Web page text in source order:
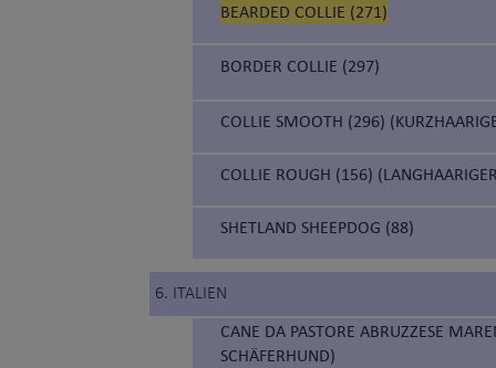
BEARDED COLLIE (271)
BORDER COLLIE (297)
COLLIE SMOOTH (296)
COLLIE ROUGH (156)
SHETLAND SHEEPDOG (88)
6. ITALIEN
CANE DA PASTORE ABRUZZESE
SCHÄFERHUND)